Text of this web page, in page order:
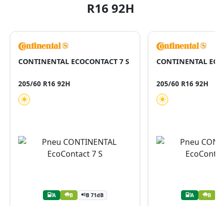
R16 92H
CONTINENTAL ECOCONTACT 7 S
205/60 R16 92H
A B B 71dB
CONTINENTAL
205/60 R16 92H
A B